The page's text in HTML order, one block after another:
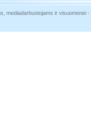
mediadarbuotojams ir visuomenei